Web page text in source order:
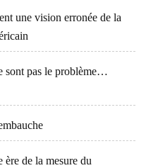
une vision erronée de la
sont pas le problème…
ère de la mesure du